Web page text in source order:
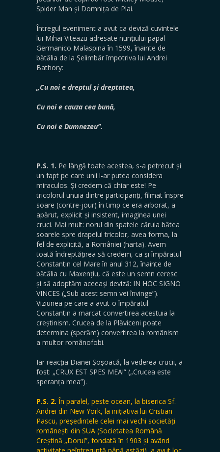
Spider Man și Domnița de Plai.
Întregul eveniment a avut ca deviză cuvintele
lui Mihai Viteazu adresate nunțiului papal
Germanico Malaspina în 1599, înainte de
bătălia de la Șelimbăr împotriva lui Andrei
Bathory:
„Cu noi e dreptul și dreptatea,
Cu noi e cauza cea bună,
Cu noi e Dumnezeu”.
P.S. 1. Pe lângă toate acestea, s-a petrecut și
un fapt pe care unii l-ar putea considera
miraculos. Și credem că chiar este! Pe
tricolorul unuia dintre participanți, filmat înspre
soare (contre-jour) în timp ce era arborat, a
apărut, explicit și insistent, imaginea unei
cruci. Mai mult: norul din spatele căruia bătea
soarele spre drapelul tricolor, avea forma, la
fel de explicită, a României (harta). Avem
toată îndreptățirea să credem, ca și împăratul
Constantin cel Mare în anul 312, înainte de
bătălia cu Maxențiu, că este un semn ceresc
și să adoptăm aceeași deviză: IN HOC SIGNO
VINCES („Sub acest semn vei învinge”).
Viziunea pe care a avut-o împăratul
Constantin a marcat convertirea acestuia la
creștinism. Crucea de la Plăviceni poate
determina (sperăm) convertirea la românism
a multor românofobi.
Iar reacția Dianei Șoșoacă, la vederea crucii, a
fost: „CRUX EST SPES MEA!” („Crucea este
speranța mea”).
P.S. 2. În paralel, peste ocean, la biserica Sf.
Andrei din New York, la inițiativa lui Cristian
Pascu, președintele celei mai vechi societăți
românești din SUA (Societatea Română
Creștină „Dorul”, fondată în 1903 și având